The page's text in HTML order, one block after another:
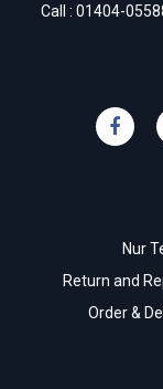
Call : 01404-
Nur
Return and
Order &